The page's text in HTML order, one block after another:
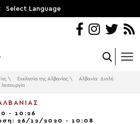
Select Language
\ Εκκλησία της Αλβανίας \
Αλβανία: Διπλή
- 10:26
26/12/2020 - 10:08